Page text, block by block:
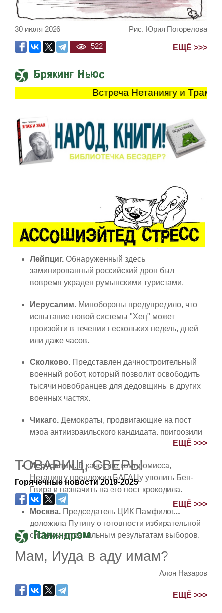
Рис. Юрия Погорелова
30 июля 2026
522 ЕЩЁ >>>
Брякинг Ньюс
Встреча Нетаниягу и Трампа
Лейпциг. Обнаруженный здесь
заминированный российский дрон был
вовремя украден румынскими туристами.
Иерусалим. Минобороны предупредило, что
испытание новой системы "Хец" может
произойти в течении нескольких недель, дней
или даже часов.
Сколково. Представлен дачностроительный
военный робот, который позволит освободить
тысячи новобранцев для дедовщины в других
военных частях.
Чикаго. Демократы, продвигающие на пост
мэра антиизраильского кандидата, пригрозили
Иерусалим. В качестве компромисса,
Нетаниягу предложил БАГАЦу уволить Бен-
Гвира и назначить на его пост крокодила.
Москва. Председатель ЦИК Памфилова
доложила Путину о готовности избирательной
системы к правильным результатам выборов.
ЕЩЁ >>>
ТОВАРИЩ, СВЕРЬ!
Горячечные новости 2019-2025
ЕЩЁ >>>
Палиндром
Мам, Иуда в аду имам?
Алон Назаров
ЕЩЁ >>>